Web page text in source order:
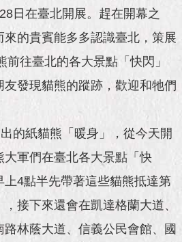
日在臺北開展。趕在開幕之
的貴賓能多多認識臺北，策展
往臺北的各大景點「快閃」
發現貓熊的蹤跡，歡迎和牠們
的紙貓熊「暖身」，從今天開
軍們在臺北各大景點「快
上4點半先帶著這些貓熊抵達第
接下來還會在凱達格蘭大道、
林蔭大道、信義公民會館、國